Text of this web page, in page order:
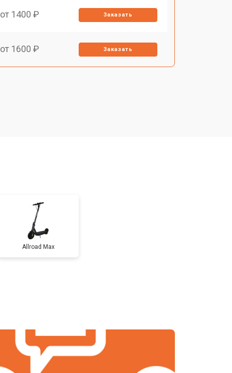
от 1400 ₽ Заказать
от 1600 ₽ Заказать
от 1100 ₽
от 2500 ₽
Allroad Max